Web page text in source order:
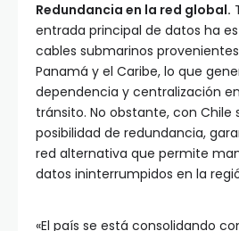
Redundancia en la red global.
entrada principal de datos ha
cables submarinos
Panamá y el Caribe, lo que
dependencia y centralización
tránsito. No obstante, con Chile
posibilidad de redundancia,
red alternativa que permite
datos ininterrumpidos en la
«El país se está consolidando